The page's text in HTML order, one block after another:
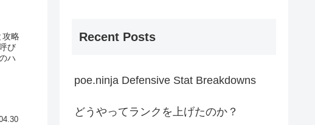
攻略
び
ハ
Recent Posts
poe.ninja Defensive Stat Breakdowns
どうやってランクを上げたのか？